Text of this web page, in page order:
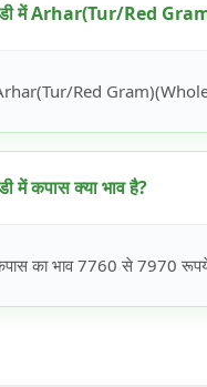
में Arhar(Tur/Red
Red
में कपास क्या भाव है?
का भाव 7760 से 7970